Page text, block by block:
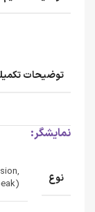
توضیحات
نمایشگر:
نوع